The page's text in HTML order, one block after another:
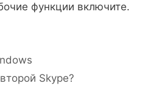
функции включите.
Skype?